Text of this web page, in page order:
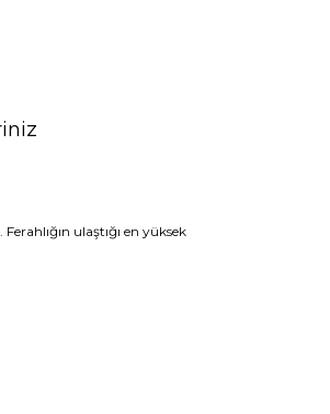
ulaştığı en yüksek